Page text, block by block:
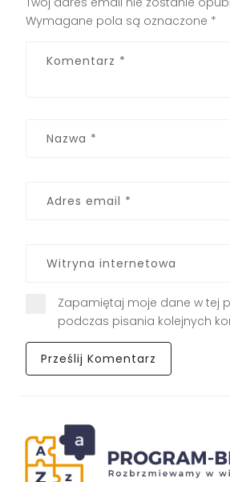
Wymagane pola są oznaczone *
Zapamiętaj moje dane w tej
podczas pisania kolejnych